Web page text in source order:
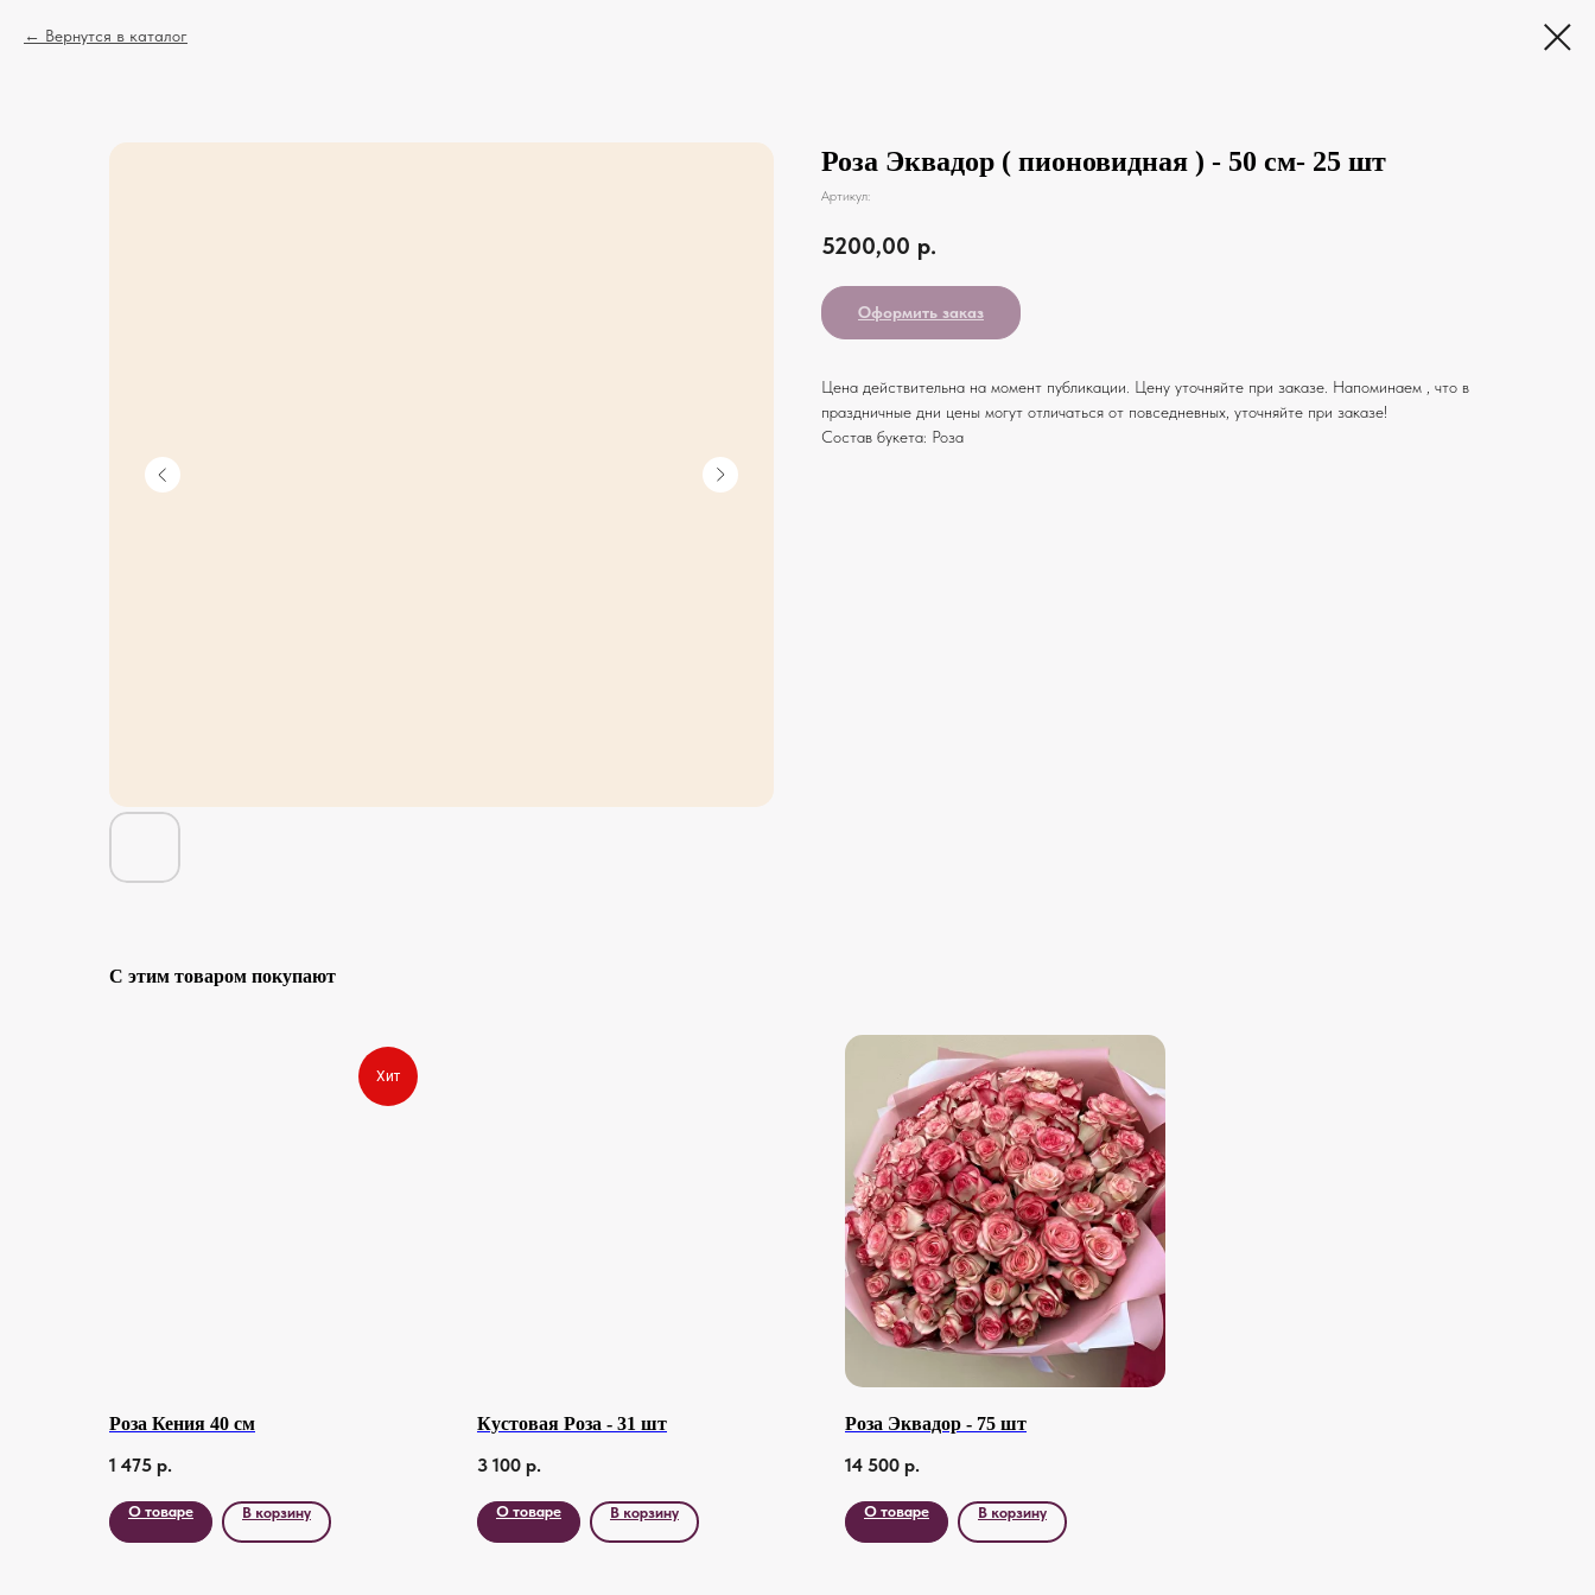
Вернутся в каталог
Роза Эквадор ( пионовидная ) - 50 см- 25 шт
Артикул:
5200,00 р.
Оформить заказ
Цена действительна на момент публикации. Цену уточняйте при заказе. Напоминаем , что в
праздничные дни цены могут отличаться от повседневных, уточняйте при заказе!
Состав букета: Роза
С этим товаром покупают
Хит
Роза Кения 40 см
1 475 р.
О товаре В корзину
Кустовая Роза - 31 шт
3 100 р.
О товаре В корзину
Роза Эквадор - 75 шт
14 500 р.
О товаре В корзину